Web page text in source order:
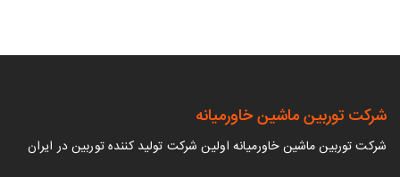
توربین ماشین خاورمیانه
ماشین خاورمیانه اولین شرکت تولید کننده توربین در ایران